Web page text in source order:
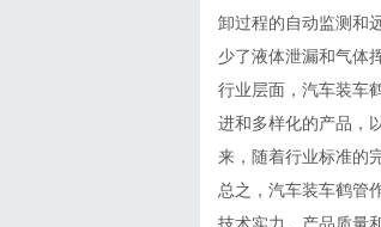
卸过程的自动监测和
少了液体泄漏和气体
行业层面，汽车装车
进和多样化的产品，
来，随着行业标准的
总之，汽车装车鹤管